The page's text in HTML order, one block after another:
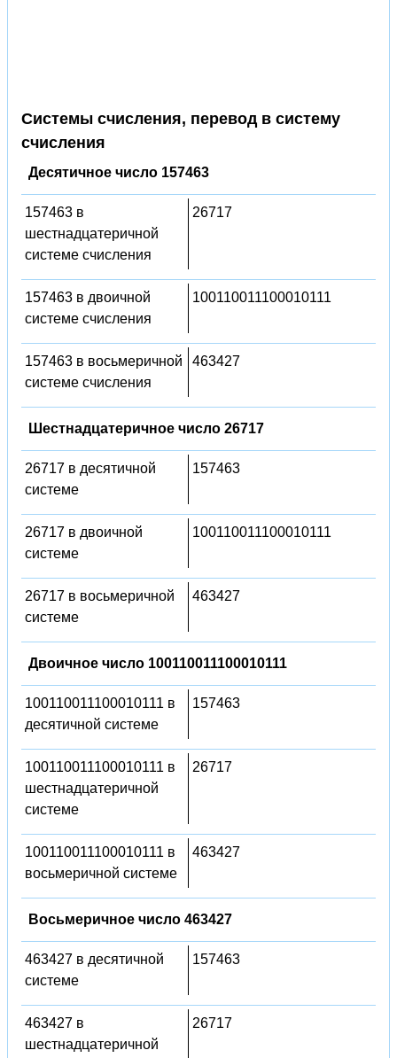
Системы счисления, перевод в систему
счисления
Десятичное число 157463
157463 в
шестнадцатеричной
системе счисления
26717
157463 в двоичной
системе счисления
100110011100010111
157463 в восьмеричной
системе счисления
463427
Шестнадцатеричное число 26717
26717 в десятичной
системе
157463
26717 в двоичной
системе
100110011100010111
26717 в восьмеричной
системе
463427
Двоичное число 100110011100010111
100110011100010111 в
десятичной системе
157463
100110011100010111 в
шестнадцатеричной
системе
26717
100110011100010111 в
восьмеричной системе
463427
Восьмеричное число 463427
463427 в десятичной
системе
157463
463427 в
шестнадцатеричной
26717